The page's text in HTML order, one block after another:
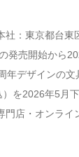
社：東京都台東
発売開始から
年デザインの文
を2026年5月
門店・オンライ